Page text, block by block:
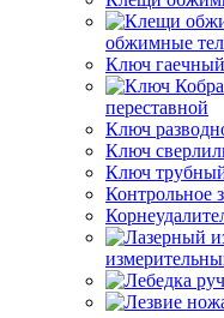
обжимные
Ключ гаечный
переставной
Ключ
Ключ
Ключ
Контрольное